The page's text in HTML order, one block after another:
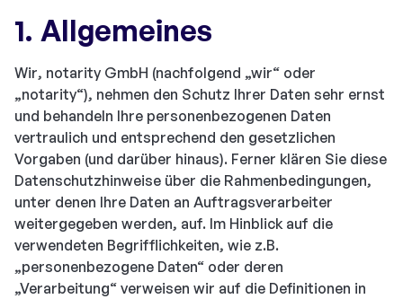
1. Allgemeines
Wir, notarity GmbH (nachfolgend „wir“ oder
„notarity“), nehmen den Schutz Ihrer Daten sehr ernst
und behandeln Ihre personenbezogenen Daten
vertraulich und entsprechend den gesetzlichen
Vorgaben (und darüber hinaus). Ferner klären Sie diese
Datenschutzhinweise über die Rahmenbedingungen,
unter denen Ihre Daten an Auftragsverarbeiter
weitergegeben werden, auf. Im Hinblick auf die
verwendeten Begrifflichkeiten, wie z.B.
„personenbezogene Daten“ oder deren
„Verarbeitung“ verweisen wir auf die Definitionen in